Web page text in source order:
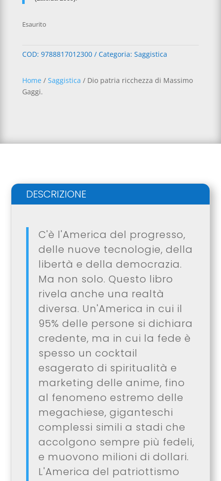
Esaurito
COD: 9788817012300 Categoria: Saggistica
Home / Saggistica / Dio patria ricchezza di Massimo
Gaggi.
DESCRIZIONE
C'è l'America del progresso,
delle nuove tecnologie, della
libertà e della democrazia.
Ma non solo. Questo libro
rivela anche una realtà
diversa. Un'America in cui il
95% delle persone si dichiara
credente, ma in cui la fede è
spesso un cocktail
esagerato di spiritualità e
marketing delle anime, fino
al fenomeno estremo delle
megachiese, giganteschi
complessi simili a stadi che
accolgono sempre più fedeli,
e muovono milioni di dollari.
L'America del patriottismo